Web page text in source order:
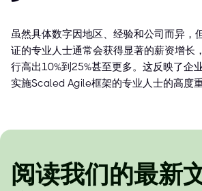
虽然具体数字因地区、经验和公司而异，
证的专业人士通常会获得显著的薪资增长
行高出10%到25%甚至更多。这反映了企
实施Scaled Agile框架的专业人士的高度重
阅读我们的最新